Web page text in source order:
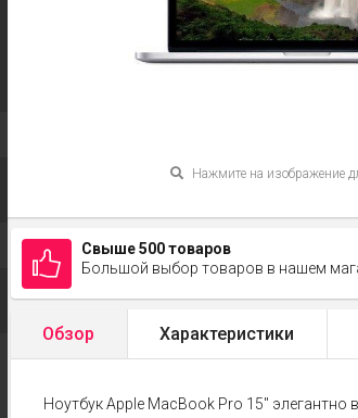
Нажмите на изображение
Свыше 500 товаров
Большой выбор товаров в нашем
Обзор Характеристики
Ноутбук Apple MacBook Pro 15"